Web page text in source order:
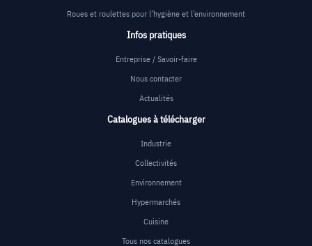
Roues et roulettes pour l’hygiène et l’environnement
Infos pratiques
Entreprise / Savoir-faire
Nous contacter
Actualités
Catalogues à télécharger
Industrie
Collectivités
Environnement
Hypermarchés
Cuisine
Tous nos catalogues